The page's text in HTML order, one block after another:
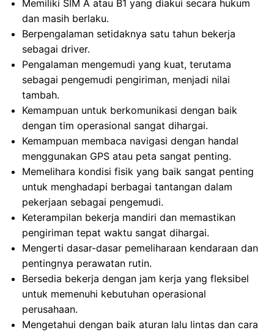
Memiliki SIM A atau B1 yang diakui secara hukum
dan masih berlaku.
Berpengalaman setidaknya satu tahun bekerja
sebagai driver.
Pengalaman mengemudi yang kuat, terutama
sebagai pengemudi pengiriman, menjadi nilai
tambah.
Kemampuan untuk berkomunikasi dengan baik
dengan tim operasional sangat dihargai.
Kemampuan membaca navigasi dengan handal
menggunakan GPS atau peta sangat penting.
Memelihara kondisi fisik yang baik sangat penting
untuk menghadapi berbagai tantangan dalam
pekerjaan sebagai pengemudi.
Keterampilan bekerja mandiri dan memastikan
pengiriman tepat waktu sangat dihargai.
Mengerti dasar-dasar pemeliharaan kendaraan dan
pentingnya perawatan rutin.
Bersedia bekerja dengan jam kerja yang fleksibel
untuk memenuhi kebutuhan operasional
perusahaan.
Mengetahui dengan baik aturan lalu lintas dan cara